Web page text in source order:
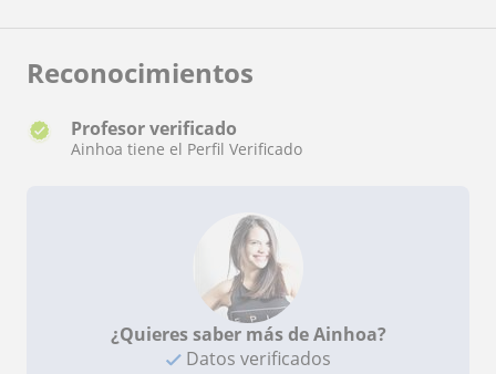
Reconocimientos
Profesor verificado
Ainhoa tiene el Perfil Verificado
¿Quieres saber más de Ainhoa?
Datos verificados